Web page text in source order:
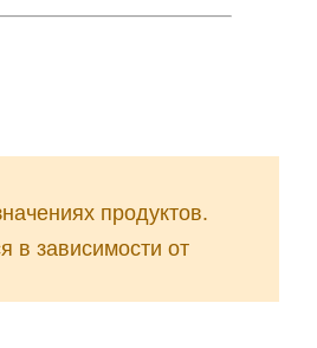
продуктов.
в зависимости от